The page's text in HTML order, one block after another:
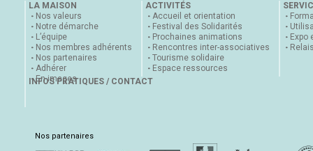
LA MAISON
Nos valeurs
Notre démarche
L’équipe
Nos membres adhérents
Nos partenaires
Adhérer
En images
ACTIVITÉS
Accueil et orientation
Festival des Solidarités
Prochaines animations
Rencontres inter-associatives
Tourisme solidaire
Espace ressources
Expo
INFOS PRATIQUES / CONTACT
Nos partenaires